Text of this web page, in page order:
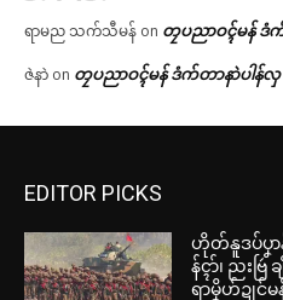
ရာမည သက်သီမန် on တၠပညာဝၚ်မန် ဒံ
ဇဲနာဲ on တၠပညာဝၚ်မန် ဒံက်တာနာဲပါန်
EDITOR PICKS
ဟိုတ်နူဒပ်ပၞာ
န်ၚာ်၊ ညးဗ
ရာမၞိဟ်ဍုင်မ